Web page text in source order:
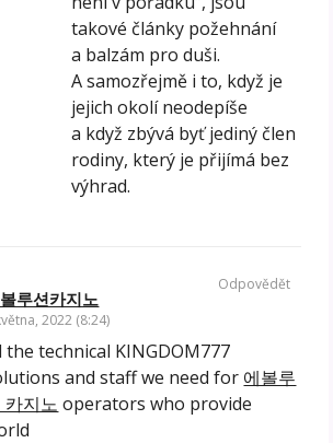
takové články požehnání
a balzám pro duši.
A samozřejmě i to, když je
jejich okolí neodepíše
a když zbývá byť jediný člen
rodiny, který je přijímá bez
výhrad.
루션카지노
2022 (8:24)
the technical KINGDOM777
and staff we need for 에볼루
카지노 operators who provide
Odpovědět